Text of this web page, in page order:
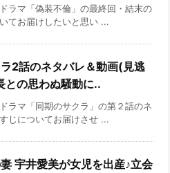
ラマ「偽装不倫」の最終回・結末の
てお届けしたいと思い ...
2話のネタバレ＆動画(見逃
との思わぬ騒動に..
ラマ「同期のサクラ」の第２話のネ
じについてお届けさせ ...
宇井愛美が女児を出産♪立会